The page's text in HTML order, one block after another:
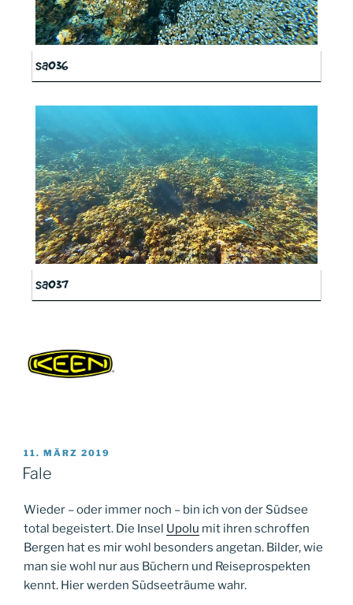
sa036
sa037
VERÖFFENTLICHT
AM
11. MÄRZ 2019
Fale
Wieder – oder immer noch – bin ich von der Südsee
total begeistert. Die Insel Upolu mit ihren schroffen
Bergen hat es mir wohl besonders angetan. Bilder, wie
man sie wohl nur aus Büchern und Reiseprospekten
kennt. Hier werden Südseeträume wahr.